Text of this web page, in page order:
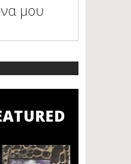
μου